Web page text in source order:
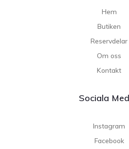
Hem
Butiken
Reservdelar
Om oss
Kontakt
Sociala
Instagram
Facebook